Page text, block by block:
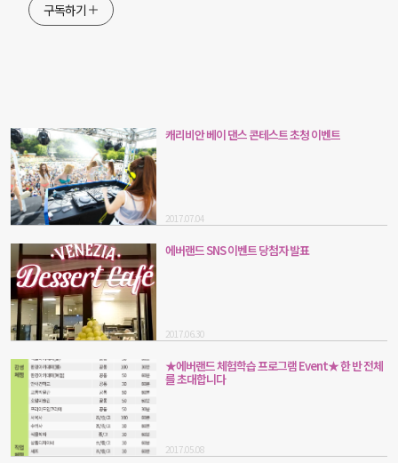
구독하기
캐리비안 베이 댄스 콘테스트 초청 이벤트
2017.07.04
에버랜드 SNS 이벤트 당첨자 발표
2017.06.30
★에버랜드 체험학습 프로그램 Event★ 한 반 전체
를 초대합니다
2017.05.08